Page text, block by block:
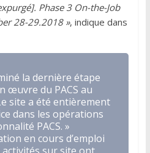
Phase 3 On-the-Job
28-29.2018 », indique dans
la dernière étape
œuvre du PACS au
site a été entièrement
dans les opérations
PACS. »
en cours d’emploi